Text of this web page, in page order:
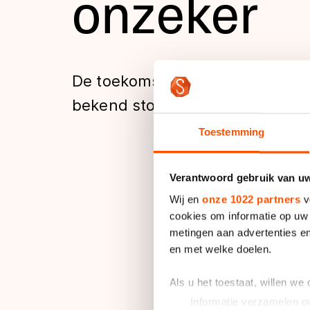
Toestemming
Verantwoord gebruik van
Wij en onze 1022 partners
cookies om informatie op
metingen aan advertenties
en met welke doelen.
Als u het toestaat, willen we
Informatie verzamelen
Tijden & historie
De weg op
Schaatsfans
Olympische
De toekomst van kunstijsbaan
bekend stond als De Smelt, is
Volgens eigenaar
tegenoverRTV
Belangrijkste
ammoniak en als
de ijsbaan te